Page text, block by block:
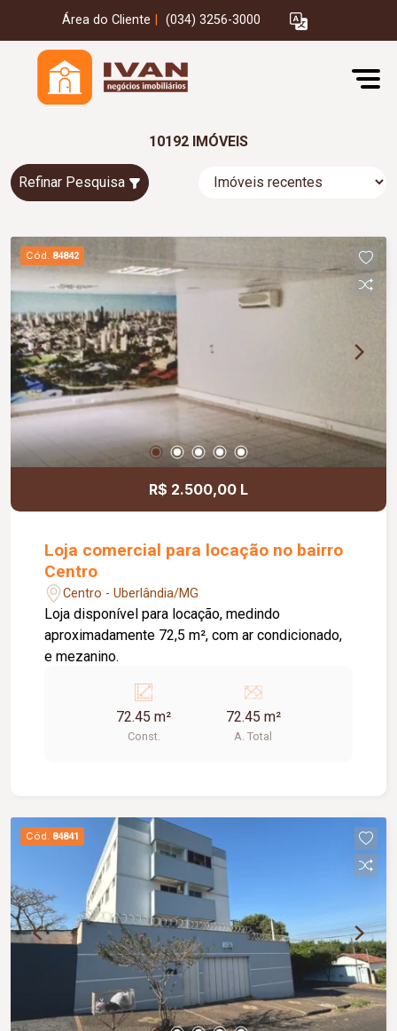
Área do Cliente (034) 3256-3000
10192 IMÓVEIS
Refinar Pesquisa
Cód. 84842
R$ 2.500,00 L
Loja comercial para locação no bairro
Centro
Centro - Uberlândia/MG
Loja disponível para locação, medindo
aproximadamente 72,5 m², com ar condicionado,
e mezanino.
72.45 m²
Const.
72.45 m²
A. Total
Cód. 84841